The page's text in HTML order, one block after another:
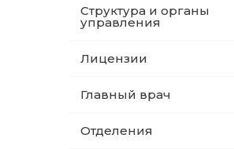
Структура и органы
управления
Лицензии
Главный врач
Отделения